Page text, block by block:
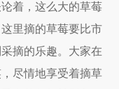
着，这么大的草莓
里摘的草莓要比市
摘的乐趣。大家在
尽情地享受着摘草